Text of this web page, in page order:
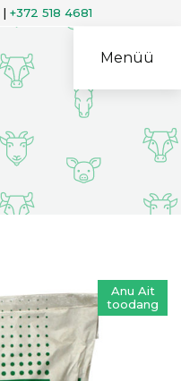
| +372 518 4681
Menüü
Anu Ait
toodang